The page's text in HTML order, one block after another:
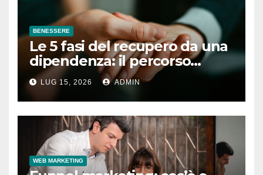
BENESSERE
Le 5 fasi del recupero da una
dipendenza: il percorso
completo
LUG 15, 2026 ADMIN
WEB MARKETING